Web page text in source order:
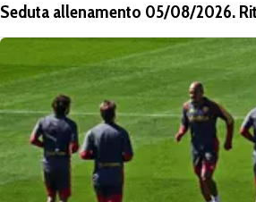
Seduta allenamento 05/08/2026.